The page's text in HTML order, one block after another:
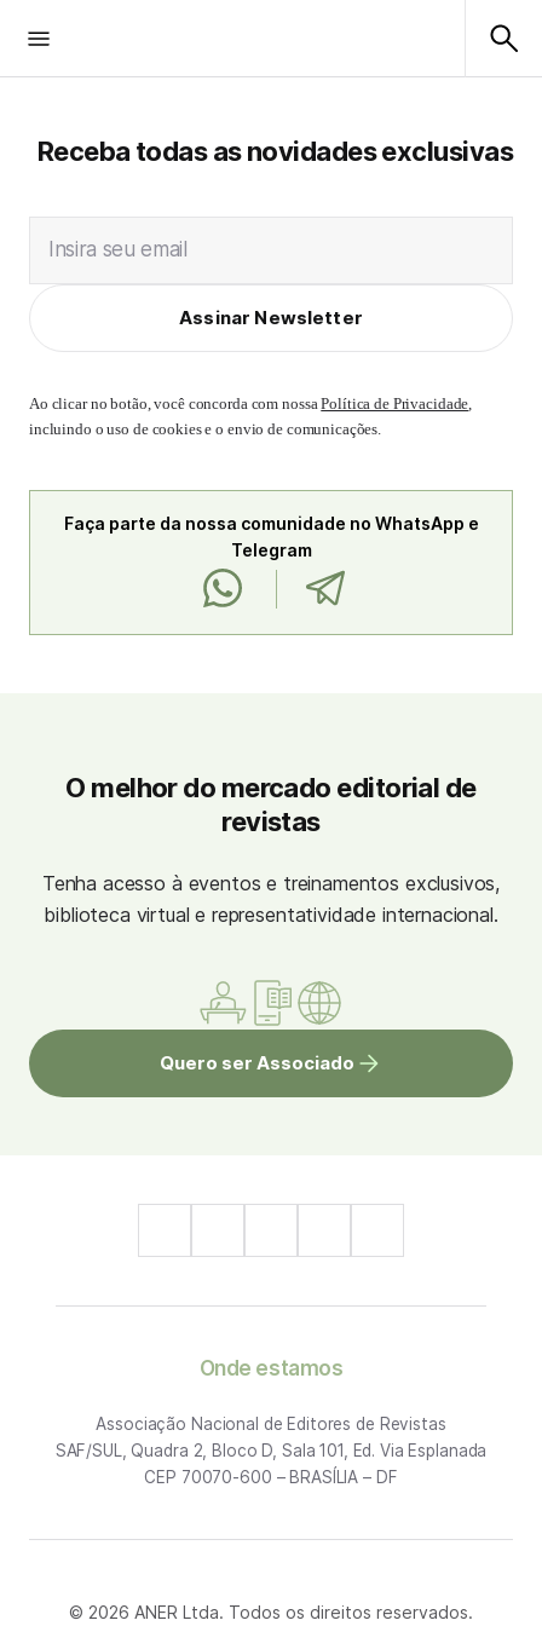
Receba todas as novidades exclusivas
Insira seu email
Assinar Newsletter
Ao clicar no botão, você concorda com nossaPolítica de Privacidade,
incluindo o uso de cookies e o envio de comunicações.
Faça parte da nossa comunidade no WhatsApp e
Telegram
O melhor do mercado editorial de
revistas
Tenha acesso à eventos e treinamentos exclusivos,
biblioteca virtual e representatividade internacional.
Quero ser Associado
Onde estamos
Associação Nacional de Editores de Revistas
SAF/SUL, Quadra 2, Bloco D, Sala 101, Ed. Via Esplanada
CEP 70070-600 – BRASÍLIA – DF
© 2026 ANER Ltda. Todos os direitos reservados.